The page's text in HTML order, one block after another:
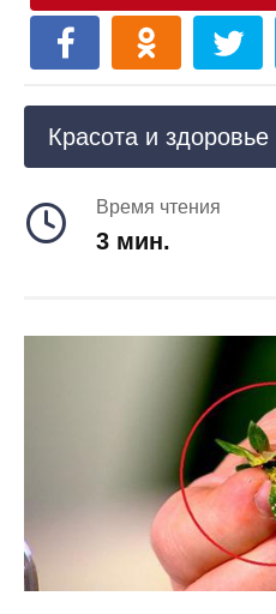
Красота и здоровье
Время чтения
3 мин.